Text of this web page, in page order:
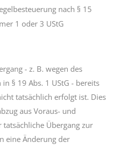
nach § 15
1 oder 3 UStG
- z. B. wegen des
§ 19 Abs. 1 UStG - bereits
tatsächlich erfolgt ist. Dies
aus Voraus- und
Übergang zur
eine Änderung der